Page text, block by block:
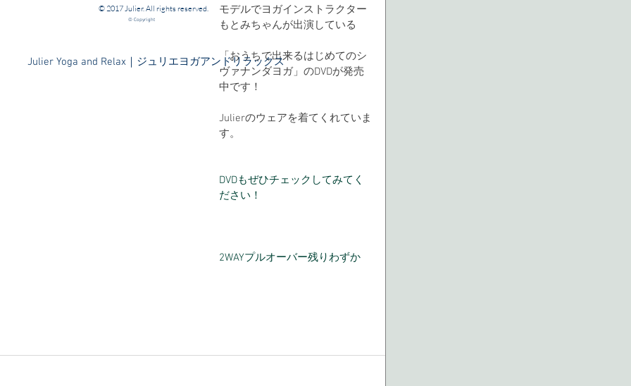
モデルでヨガインストラクター
もとみちゃんが出演している
「おうちで出来るはじめてのシ
ヴァナンダヨガ」のDVDが発売
中です！
Julierのウェアを着てくれていま
す。
DVDもぜひチェックしてみてく
ださい！
2WAYプルオーバー残りわずか
© 2017 Julier. All rights reserved.
© Copyright
​Julier Yoga and Relax｜ジュリエヨガアンドリラックス